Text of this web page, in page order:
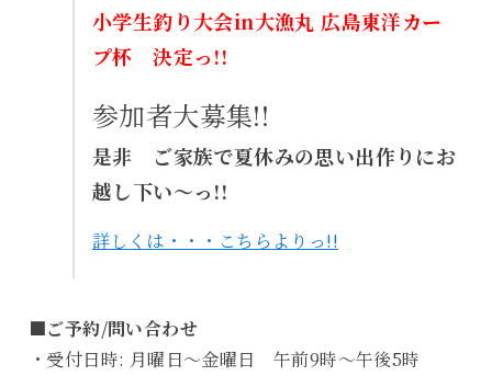
小学生釣り大会in大漁丸 広島東洋カー
プ杯 決定っ!!
参加者大募集!!
是非 ご家族で夏休みの思い出作りにお
越し下い～っ!!
詳しくは・・・こちらよりっ!!
■ご予約/問い合わせ
・受付日時: 月曜日～金曜日 午前9時～午後5時